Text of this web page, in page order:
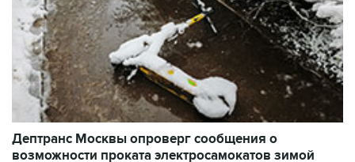
Дептранс Москвы опроверг сообщения о
возможности проката электросамокатов зимой